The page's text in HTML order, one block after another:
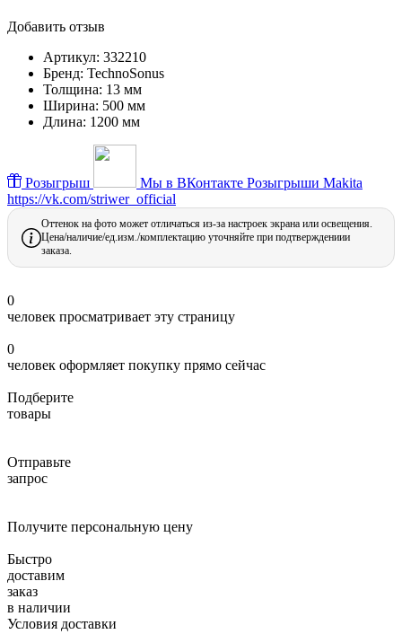
Добавить отзыв
Артикул: 332210
Бренд: TechnoSonus
Толщина: 13 мм
Ширина: 500 мм
Длина: 1200 мм
Розыгрыш Мы в ВКонтакте Розыгрыши Makita
https://vk.com/striwer_official
Оттенок на фото может отличаться из-за настроек экрана или освещения.
Цена/наличие/ед.изм./комплектацию уточняйте при подтверждениии
заказа.
0
человек просматривает эту страницу
0
человек оформляет покупку прямо сейчас
Подберите
товары
Отправьте
запрос
Получите персональную цену
Быстро
доставим
заказ
в наличии
Условия доставки